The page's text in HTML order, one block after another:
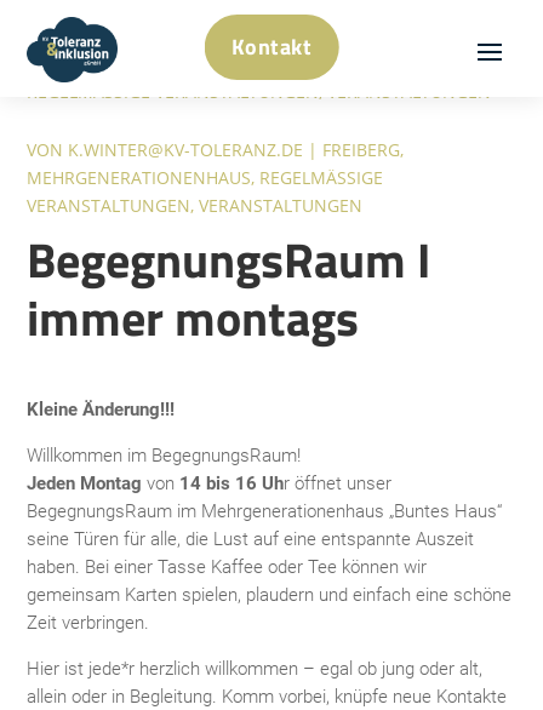
Kontakt
MAI 5, 2026 FREIBERG MEHRGENERATIONENHAUS
REGELMÄSSIGE VERANSTALTUNGEN
, VERANSTALTUNGEN
VON K.WINTER@KV-TOLERANZ.DE | FREIBERG,
MEHRGENERATIONENHAUS, REGELMÄSSIGE V
ERANSTALTUNGEN
,VERANSTALTUNGEN
BegegnungsRaum I
immer montags
Kleine Änderung!!!
Willkommen im BegegnungsRaum!
Jeden Montag von 14 bis 16 Uhr öffnet unser
BegegnungsRaum im Mehrgenerationenhaus „Buntes Haus“
seine Türen für alle, die Lust auf eine entspannte Auszeit
haben. Bei einer Tasse Kaffee oder Tee können wir
gemeinsam Karten spielen, plaudern und einfach eine schöne
Zeit verbringen.
Hier ist jede*r herzlich willkommen – egal ob jung oder alt,
allein oder in Begleitung. Komm vorbei, knüpfe neue Kontakte